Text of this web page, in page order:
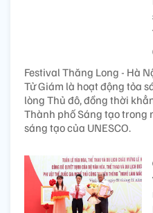
Festival Thăng Long - Hà
Tử Giám là hoạt động tỏa
lòng Thủ đô, đồng thời
Thành phố Sáng tạo
sáng tạo của UNESCO.